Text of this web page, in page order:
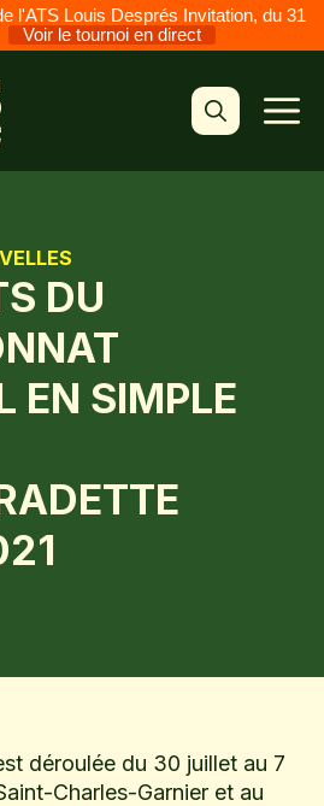
l'ATS Louis Després Invitation, du 31
Voir le tournoi en direct
DU
EN SIMPLE
déroulée du 30 juillet au 7
Charles-Garnier et au